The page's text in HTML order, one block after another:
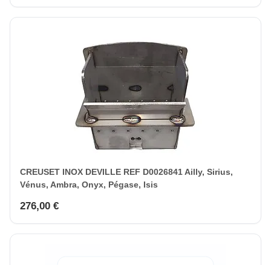
CREUSET INOX DEVILLE REF D0026841 Ailly, Sirius,
Vénus, Ambra, Onyx, Pégase, Isis
276,00 €